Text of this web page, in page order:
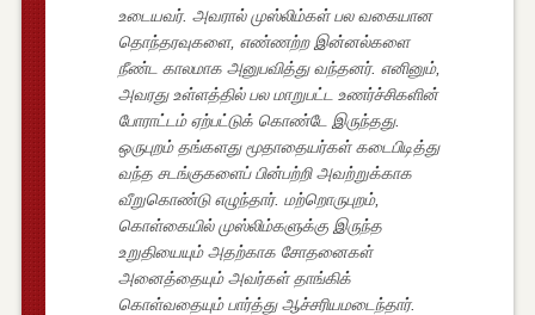
உடையவர். அவரால் முஸ்லிம்கள் பல வகையான
தொந்தரவுகளை, எண்ணற்ற இன்னல்களை
நீண்ட காலமாக அனுபவித்து வந்தனர். எனினும்,
அவரது உள்ளத்தில் பல மாறுபட்ட உணர்ச்சிகளின்
போராட்டம் ஏற்பட்டுக் கொண்டே இருந்தது.
ஒருபுறம் தங்களது மூதாதையர்கள் கடைபிடித்து
வந்த சடங்குகளைப் பின்பற்றி அவற்றுக்காக
வீறுகொண்டு எழுந்தார். மற்றொருபுறம்,
கொள்கையில் முஸ்லிம்களுக்கு இருந்த
உறுதியையும் அதற்காக சோதனைகள்
அனைத்தையும் அவர்கள் தாங்கிக்
கொள்வதையும் பார்த்து ஆச்சரியமடைந்தார்.